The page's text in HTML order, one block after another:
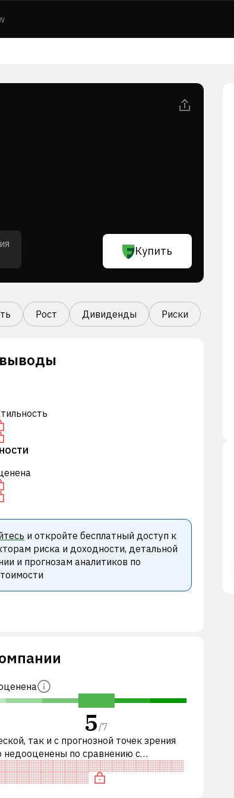
Купить
Рост Дивиденды Риски
и откройте бесплатный доступ к
риска и доходности, детальной
и прогнозам аналитиков по
5/7
так и с прогнозной точек зрения
недооценены по сравнению с
В частности, акция
по P/E и нейтрал